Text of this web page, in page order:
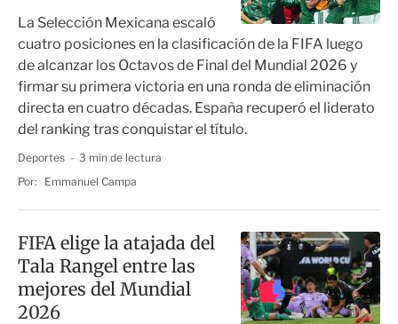
La Selección Mexicana escaló
cuatro posiciones en la clasificación de la FIFA luego
de alcanzar los Octavos de Final del Mundial 2026 y
firmar su primera victoria en una ronda de eliminación
directa en cuatro décadas. España recuperó el liderato
del ranking tras conquistar el título.
Deportes
3 min de lectura
Por:
Emmanuel Campa
FIFA elige la atajada del
Tala Rangel entre las
mejores del Mundial
2026